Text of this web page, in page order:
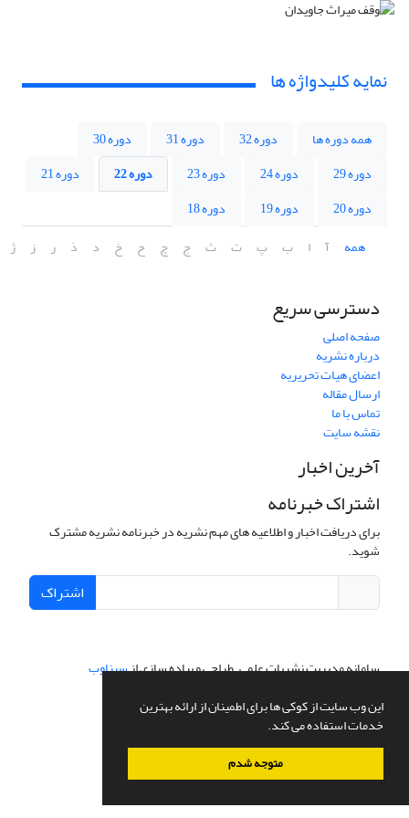
این وب سایت از کوکی ها برای اطمینان از ارائه بهترین
خدمات استفاده می کند.
متوجه شدم
نمایه کلیدواژه ها
همه دوره ها دوره 32 دوره 31
دوره 30
دوره 29
دوره 24 دوره 23 دوره 22
دوره 21
دوره 20
دوره 19
دوره 18
همه
آ ا ب پ ت ث ج چ ح خ د ذ ر ز ژ
دسترسی سریع
صفحه اصلی
درباره نشریه
اعضای هیات تحریریه
ارسال مقاله
تماس با ما
نقشه سایت
آخرین اخبار
اشتراک خبرنامه
برای دریافت اخبار و اطلاعیه های مهم نشریه در خبرنامه نشریه مشترک
شوید.
اشتراک
سامانه مدیریت نشریات علمی.طراحی و پیاده سازی ازسیناوب